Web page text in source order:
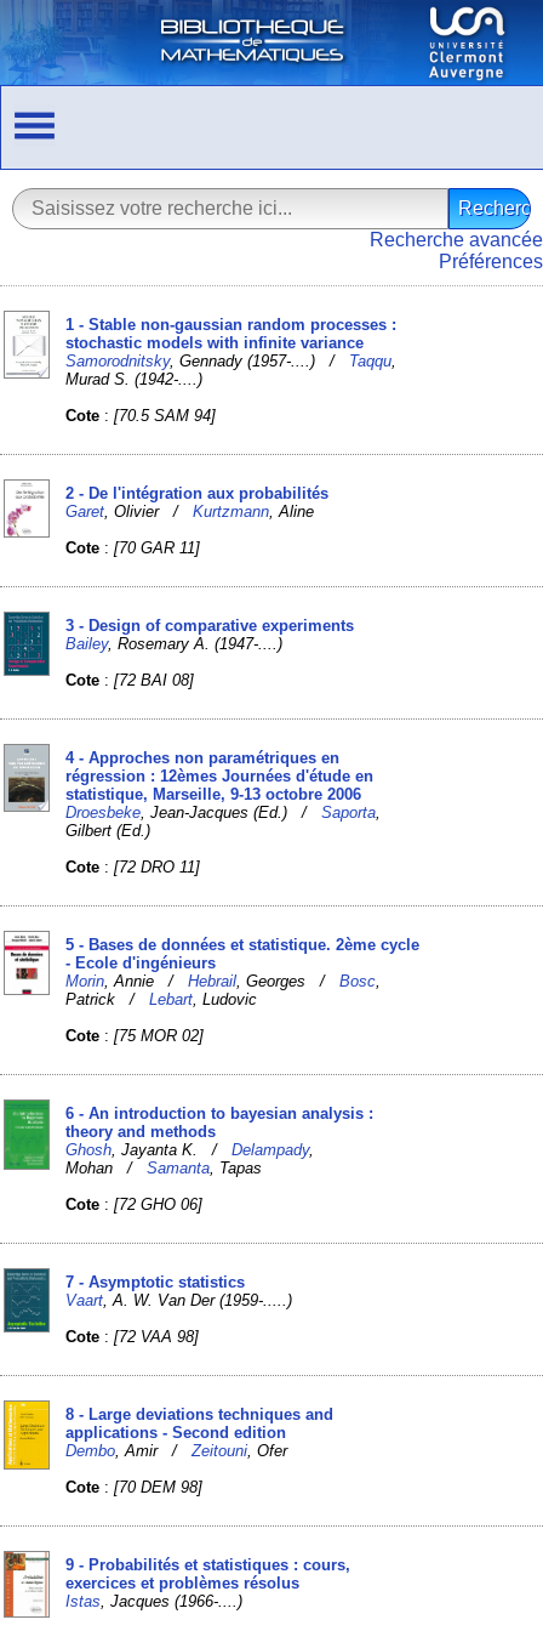
Recherche avancée
Préférences
1 - Stable non-gaussian random processes :
stochastic models with infinite variance
Samorodnitsky, Gennady (1957-....) / Taqqu
Murad S. (1942-....)
Cote :[70.5 SAM 94]
2 - De l'intégration aux probabilités
Garet , Olivier /Kurtzmann , Aline
Cote :[70 GAR 11]
3 - Design of comparative experiments
Bailey, Rosemary A. (1947-....)
Cote :[72 BAI 08]
4 - Approches non paramétriques en
régression : 12èmes Journées d'étude en
statistique, Marseille, 9-13 octobre 2006
Droesbeke , Jean-Jacques (Ed.) /Saporta
Gilbert (Ed.)
Cote :[72 DRO 11]
5 - Bases de données et statistique. 2ème cycle
- Ecole d'ingénieurs
Morin , Annie /Hebrail , Georges /Bosc
Patrick /Lebart , Ludovic
Cote :[75 MOR 02]
6 - An introduction to bayesian analysis :
theory and methods
Ghosh , Jayanta K. /Delampady,
Mohan /Samanta , Tapas
Cote :[72 GHO 06]
7 - Asymptotic statistics
Vaart , A. W. Van Der (1959-.....)
Cote :[72 VAA 98]
8 - Large deviations techniques and
applications - Second edition
Dembo , Amir /Zeitouni , Ofer
Cote :[70 DEM 98]
9 - Probabilités et statistiques : cours,
exercices et problèmes résolus
Istas , Jacques (1966-....)